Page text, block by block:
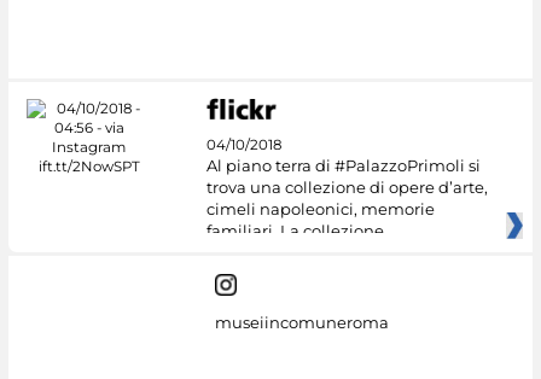
04/10/2018
Al piano terra di #PalazzoPrimoli si
trova una collezione di opere d’arte,
cimeli napoleonici, memorie
familiari. La collezione
museiincomuneroma